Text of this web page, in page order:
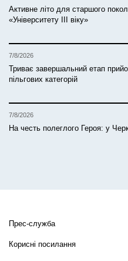
Активне літо для старшого
«Університету ІІІ віку»
7/8/2026
Триває завершальний етап
пільгових категорій
7/8/2026
На честь полеглого Героя: у
Прес-служба
Корисні посилання